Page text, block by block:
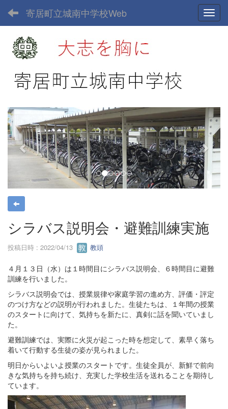
寄居町立城南中学校Web
p
r
e
v
o
u
s
n
e
x
t
シラバス説明会・避難訓練実施
投稿日時 : 2022/04/13 教頭
４月１３日（水）は１時間目にシラバス説明会、６時間目に避難
訓練を行いました。
シラバス説明会では、授業規律や家庭学習の進め方、評価・評定
のつけ方などの説明が行われました。生徒たちは、１年間の授業
のスタートに向けて、気持ちを新たに、真剣に話を聞いていまし
た。
避難訓練では、実際に火災が起こった時を想定して、素早く落ち
着いて行動する生徒の姿が見られました。
明日からいよいよ授業のスタートです。生徒全員が、新鮮で前向
きな気持ちを持ち続け、充実した学校生活を送れることを期待し
ています。